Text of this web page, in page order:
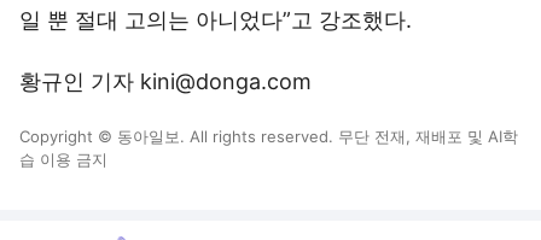
일 뿐 절대 고의는 아니었다”고 강조했다.
황규인 기자 kini@donga.com
Copyright © 동아일보. All rights reserved. 무단 전재, 재배포 및 AI학
습 이용 금지